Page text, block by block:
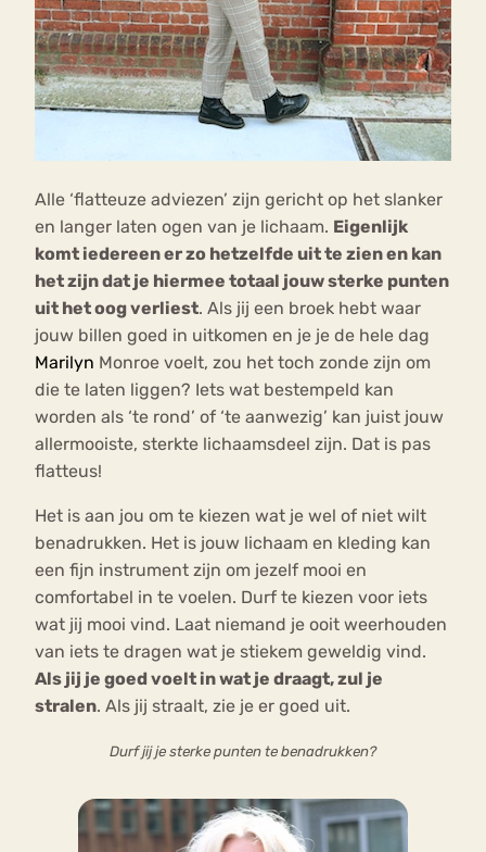
Alle ‘flatteuze adviezen’ zijn gericht op het slanker
en langer laten ogen van je lichaam. Eigenlijk
komt iedereen er zo hetzelfde uit te zien en kan
het zijn dat je hiermee totaal jouw sterke punten
uit het oog verliest. Als jij een broek hebt waar
jouw billen goed in uitkomen en je je de hele dag
Marilyn Monroe voelt, zou het toch zonde zijn om
die te laten liggen? Iets wat bestempeld kan
worden als ‘te rond’ of ‘te aanwezig’ kan juist jouw
allermooiste, sterkte lichaamsdeel zijn. Dat is pas
flatteus!
Het is aan jou om te kiezen wat je wel of niet wilt
benadrukken. Het is jouw lichaam en kleding kan
een fijn instrument zijn om jezelf mooi en
comfortabel in te voelen. Durf te kiezen voor iets
wat jij mooi vind. Laat niemand je ooit weerhouden
van iets te dragen wat je stiekem geweldig vind.
Als jij je goed voelt in wat je draagt, zul je
stralen. Als jij straalt, zie je er goed uit.
Durf jij je sterke punten te benadrukken?